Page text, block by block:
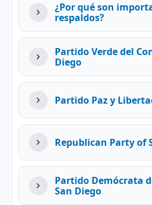
¿Por qué son
respaldos?
Partido Verde del
Diego
Partido Paz y
Republican Party of
Partido Demócrata
San Diego